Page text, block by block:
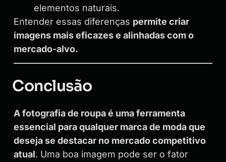
elementos naturais.
Entender essas diferenças permite criar
imagens mais eficazes e alinhadas com o
mercado-alvo.
Conclusão
A fotografia de roupa é uma ferramenta
essencial para qualquer marca de moda que
deseja se destacar no mercado competitivo
atual. Uma boa imagem pode ser o fator